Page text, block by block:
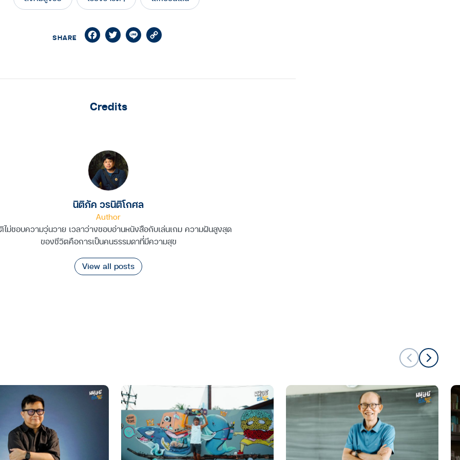
SHARE FacebookTwitterLine
Credits
นิติภัค วรนิติโกศล
Author
ไม่ชอบความวุ่นวาย เวลาว่างชอบอ่านหนังสือกับเล่นเกม ความฝันสูงสุด
ของชีวิตคือการเป็นคนธรรมดาที่มีความสุข
View all posts